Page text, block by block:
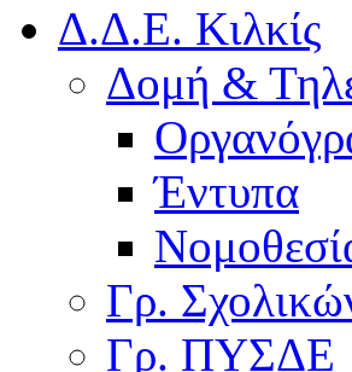
Δ.Δ.Ε. Κιλκίς
Δομή &
Έντυπα
Γρ.
Γρ. ΠΥΣΔΕ